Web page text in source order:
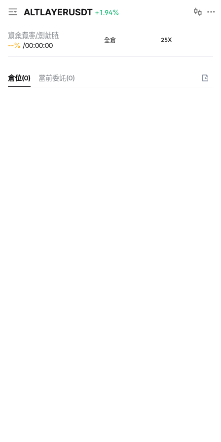
ALTLAYERUSDT +1.94%
資金費率/倒計時
--% /00:00:00
全倉 25X
倉位(0) 當前委託(0)